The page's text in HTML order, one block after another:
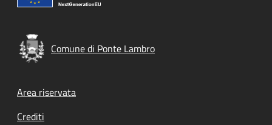
Comune di Ponte Lambro
Footer menu
Area riservata
Crediti